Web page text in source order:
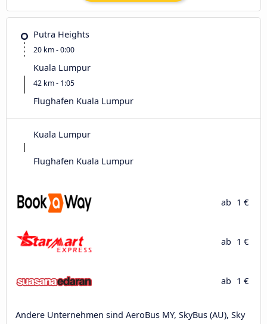
Putra Heights
20 km - 0:00
Kuala Lumpur
42 km - 1:05
Flughafen Kuala Lumpur
Kuala Lumpur
Flughafen Kuala Lumpur
ab 1 €
ab 1 €
ab 1 €
Andere Unternehmen sind AeroBus MY, SkyBus (AU), Sky